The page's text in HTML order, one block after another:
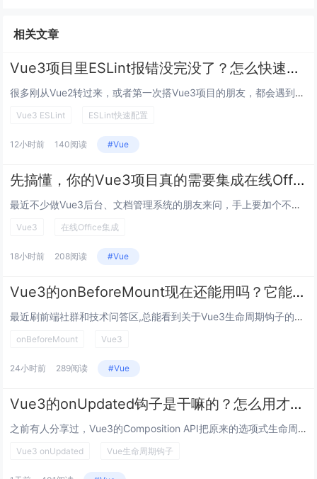
相关文章
Vue3项目里ESLint报错没完没了？怎么快速配置且不破坏开发节奏？
很多刚从Vue2转过来，或者第一次搭Vue3项目的朋友，都会遇到这个头疼的事：脚手架默认带的ESLint要么一写setu...
Vue3 ESLint ESLint快速配置
12小时前 140阅读 #Vue
先搞懂，你的Vue3项目真的需要集成在线Office吗？
最近不少做Vue3后台、文档管理系统的朋友来问，手上要加个不用跳转到第三方云盘的在线Office预览/改点错别字的功能，...
Vue3 在线Office集成
18小时前 208阅读 #Vue
Vue3的onBeforeMount现在还能用吗？它能解决什么实际开发问题？
最近刷前端社群和技术问答区,总能看到关于Vue3生命周期钩子的讨论——有人说Vue3主推Composition API后...
onBeforeMount Vue3
24小时前 289阅读 #Vue
Vue3的onUpdated钩子是干嘛的？怎么用才对？踩坑点有哪些？
之前有人分享过，Vue3的Composition API把原来的选项式生命周期打散成独立的钩子函数后，大家经常会把onM...
Vue3 onUpdated Vue生命周期钩子